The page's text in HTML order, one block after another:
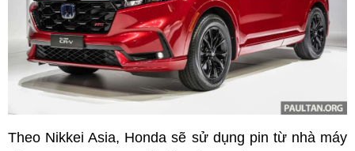
Theo Nikkei Asia, Honda sẽ sử dụng pin từ nhà máy